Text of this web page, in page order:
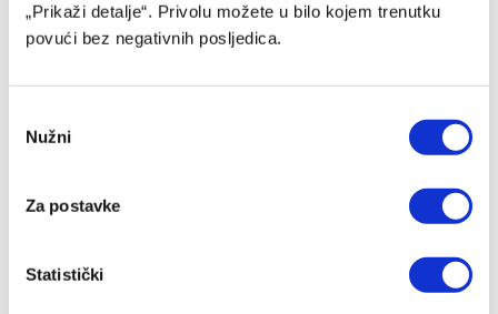
„Prikaži detalje“. Privolu možete u bilo kojem trenutku
povući bez negativnih posljedica.
Selection
Nužni
Za postavke
Statistički